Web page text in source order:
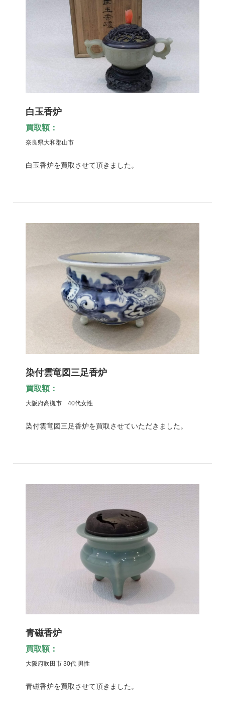
白玉香炉
買取額：
奈良県大和郡山市
白玉香炉を買取させて頂きました。
染付雲竜図三足香炉
買取額：
大阪府高槻市 40代女性
染付雲竜図三足香炉を買取させていただきました。
青磁香炉
買取額：
大阪府吹田市 30代 男性
青磁香炉を買取させて頂きました。